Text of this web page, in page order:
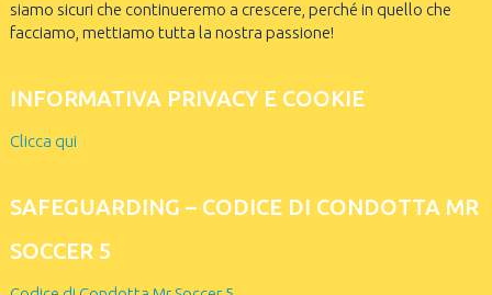
siamo sicuri che continueremo a crescere, perché in quello che
facciamo, mettiamo tutta la nostra passione!
INFORMATIVA PRIVACY E COOKIE
Clicca qui
SAFEGUARDING – CODICE DI CONDOTTA MR
SOCCER 5